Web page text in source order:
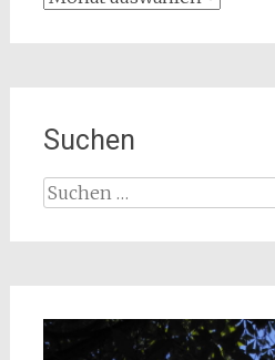
Suchen
Suchen
nach: